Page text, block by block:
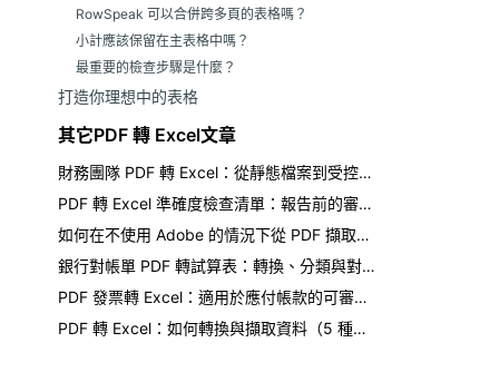
RowSpeak 可以合併跨多頁的表格嗎？
小計應該保留在主表格中嗎？
最重要的檢查步驟是什麼？
打造你理想中的表格
其它PDF 轉 Excel文章
財務團隊 PDF 轉 Excel：從靜態檔案到受控活頁簿
PDF 轉 Excel 準確度檢查清單：報告前的審核要點
如何在不使用 Adobe 的情況下從 PDF 擷取表格
銀行對帳單 PDF 轉試算表：轉換、分類與對帳
PDF 發票轉 Excel：適用於應付帳款的可審核 AI 工作流程
PDF 轉 Excel：如何轉換與擷取資料（5 種方法比較）